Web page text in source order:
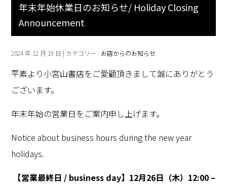
年末年始休業日のお知らせ/ Holiday Closing
Announcement
2024 年 12 月 19 日 | カテゴリー : お店からのお知らせ
平素より小宮山書店をご愛顧頂きまして誠にありがとう
ございます。
年末年始の営業日をご案内申し上げます。
Notice about business hours during the new year
holidays.
【営業最終日 / business day】 12月26日（木） 12:00 –